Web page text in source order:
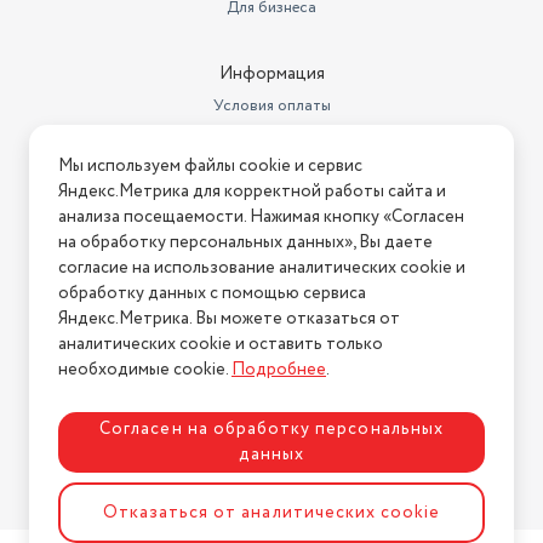
1
Для бизнеса
Информация
Условия оплаты
Условия возврата
Нашли ошибку на сайте? Напишите нам
2026 © Интернет-магазин "АстМаркет". У нас есть всё!
Политика конфиденциальности
Разработка сайтаASTDESIGN
Мы используем файлы cookie и сервис
Яндекс.Метрика для корректной работы сайта и
анализа посещаемости. Нажимая кнопку «Согласен
на обработку персональных данных», Вы даете
согласие на использование аналитических cookie и
обработку данных с помощью сервиса
Яндекс.Метрика. Вы можете отказаться от
аналитических cookie и оставить только
необходимые cookie.Подробнее.
Согласен на обработку персональных
данных
Отказаться от аналитических cookie